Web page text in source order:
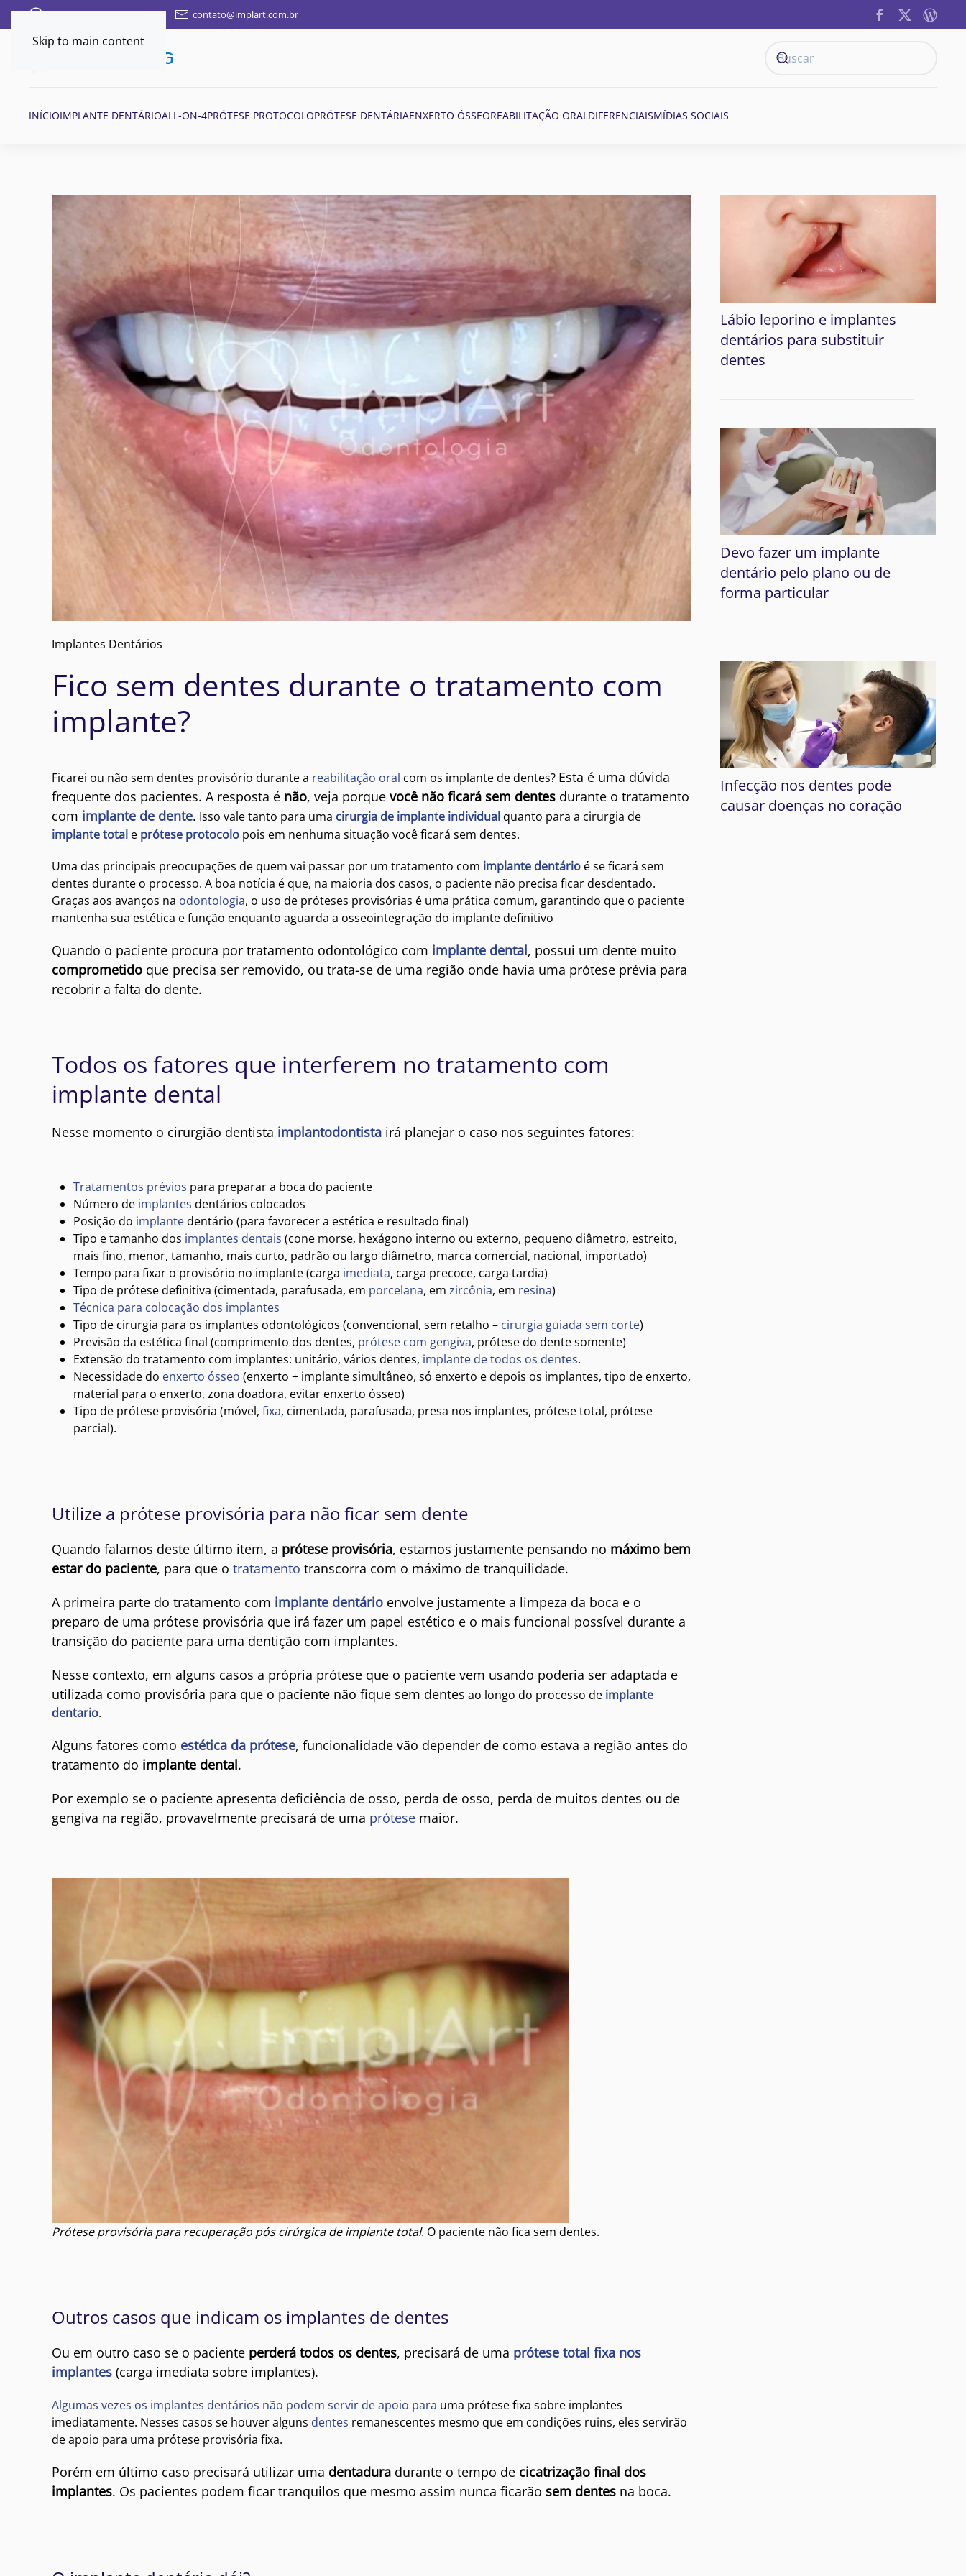
Skip to main content
FALE AQUI POR WHATSAPP contato@implart.com.br
INÍCIOIMPLANTE DENTÁRIOALL-ON-4PRÓTESE PROTOCOLOPRÓTESE DENTÁRIAENXERTO ÓSSEOREABILITAÇÃO ORALDIFERENCIAISMÍDIAS SOCIAIS
Implantes Dentários
Fico sem dentes durante o tratamento com
implante?
Ficarei ou não sem dentes provisório durante a reabilitação oral com os implante de dentes? Esta é uma dúvida
frequente dos pacientes. A resposta é não, veja porque você não ficará sem dentes durante o tratamento
com implante de dente. Isso vale tanto para uma cirurgia de implante individual quanto para a cirurgia de
implante total e prótese protocolo pois em nenhuma situação você ficará sem dentes.
Uma das principais preocupações de quem vai passar por um tratamento com implante dentário é se ficará sem
dentes durante o processo. A boa notícia é que, na maioria dos casos, o paciente não precisa ficar desdentado.
Graças aos avanços na odontologia, o uso de próteses provisórias é uma prática comum, garantindo que o paciente
mantenha sua estética e função enquanto aguarda a osseointegração do implante definitivo
Quando o paciente procura por tratamento odontológico com implante dental, possui um dente muito
comprometido que precisa ser removido, ou trata-se de uma região onde havia uma prótese prévia para
recobrir a falta do dente.
Todos os fatores que interferem no tratamento com
implante dental
Nesse momento o cirurgião dentista implantodontista irá planejar o caso nos seguintes fatores:
Tratamentos prévios para preparar a boca do paciente
Número de implantes dentários colocados
Posição do implantedentário (para favorecer a estética e resultado final)
Tipo e tamanho dos implantes dentais (cone morse, hexágono interno ou externo, pequeno diâmetro, estreito,
mais fino, menor, tamanho, mais curto, padrão ou largo diâmetro, marca comercial, nacional, importado)
Tempo para fixar o provisório no implante (carga imediata, carga precoce, carga tardia)
Tipo de prótese definitiva (cimentada, parafusada, em porcelana, em zircônia, em resina)
Técnica para colocação dos implantes
Tipo de cirurgia para os implantes odontológicos (convencional, sem retalho – cirurgia guiada sem corte)
Previsão da estética final (comprimento dos dentes, prótese com gengiva, prótese do dente somente)
Extensão do tratamento com implantes: unitário, vários dentes, implante de todos os dentes.
Necessidade do enxerto ósseo (enxerto + implante simultâneo, só enxerto e depois os implantes, tipo de enxerto,
material para o enxerto, zona doadora, evitar enxerto ósseo)
Tipo de prótese provisória (móvel, fixa, cimentada, parafusada, presa nos implantes, prótese total, prótese
parcial).
Utilize a prótese provisória para não ficar sem dente
Quando falamos deste último item, a prótese provisória, estamos justamente pensando no máximo bem
estar do paciente, para que o tratamento transcorra com o máximo de tranquilidade.
A primeira parte do tratamento com implante dentário envolve justamente a limpeza da boca e o
preparo de uma prótese provisória que irá fazer um papel estético e o mais funcional possível durante a
transição do paciente para uma dentição com implantes.
Nesse contexto, em alguns casos a própria prótese que o paciente vem usando poderia ser adaptada e
utilizada como provisória para que o paciente não fique sem dentes ao longo do processo de implante
dentario.
Alguns fatores como estética da prótese, funcionalidade vão depender de como estava a região antes do
tratamento do implante dental.
Por exemplo se o paciente apresenta deficiência de osso, perda de osso, perda de muitos dentes ou de
gengiva na região, provavelmente precisará de uma prótese maior.
Prótese provisória para recuperação pós cirúrgica de implante total. O paciente não fica sem dentes.
Outros casos que indicam os implantes de dentes
Ou em outro caso se o paciente perderá todos os dentes, precisará de uma prótese total fixa nos
implantes (carga imediata sobre implantes).
Algumas vezes os implantes dentários não podem servir de apoio para uma prótese fixa sobre implantes
imediatamente. Nesses casos se houver alguns dentes remanescentes mesmo que em condições ruins, eles servirão
de apoio para uma prótese provisória fixa.
Porém em último caso precisará utilizar uma dentadura durante o tempo de cicatrização final dos
implantes. Os pacientes podem ficar tranquilos que mesmo assim nunca ficarão sem dentes na boca.
Lábio leporino e implantes
dentários para substituir
dentes
Devo fazer um implante
dentário pelo plano ou de
forma particular
Infecção nos dentes pode
causar doenças no coração